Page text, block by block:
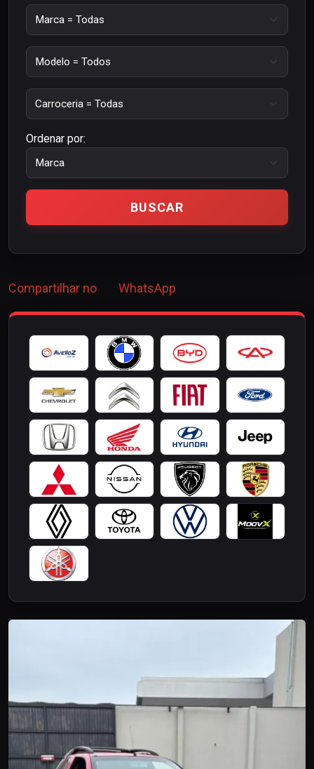
Ordenar por:
Compartilhar no WhatsApp